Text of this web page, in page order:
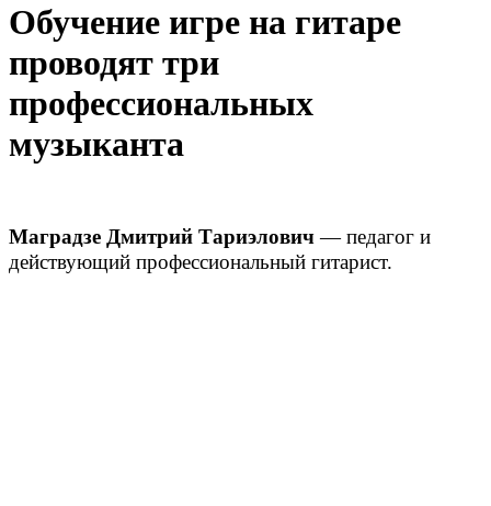
Обучение игре на гитаре
проводят три
профессиональных
музыканта
Маградзе Дмитрий Тариэлович— педагог и
действующий профессиональный гитарист.